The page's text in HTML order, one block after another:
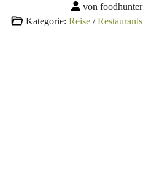
von foodhunter
Kategorie: Reise/Restaurants